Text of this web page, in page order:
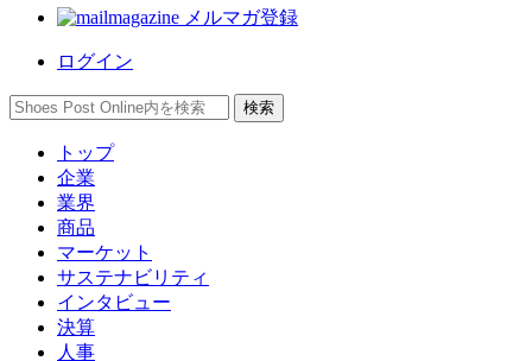
メルマガ登録
ログイン
トップ
企業
業界
商品
マーケット
サステナビリティ
インタビュー
決算
人事